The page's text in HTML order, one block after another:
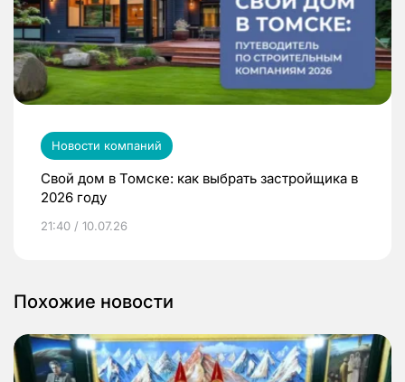
Новости компаний
Свой дом в Томске: как выбрать застройщика в
2026 году
21:40 / 10.07.26
Похожие новости